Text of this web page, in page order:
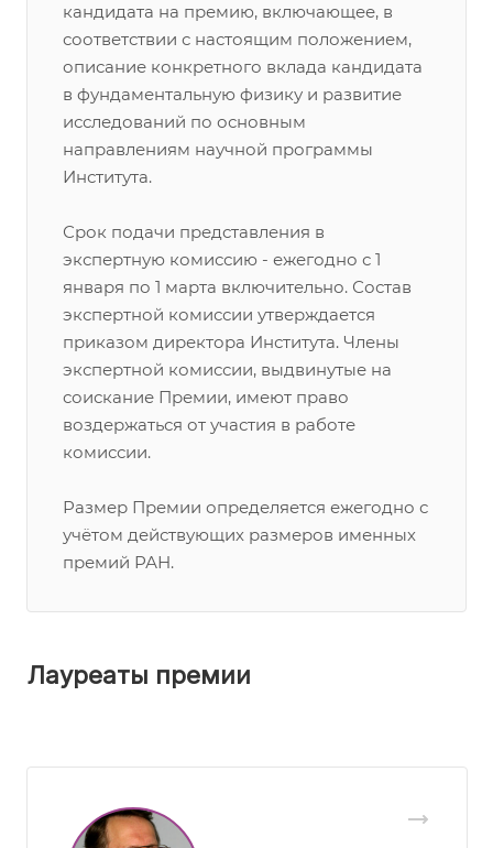
кандидата на премию, включающее, в
соответствии с настоящим положением,
описание конкретного вклада кандидата
в фундаментальную физику и развитие
исследований по основным
направлениям научной программы
Института.
Срок подачи представления в
экспертную комиссию - ежегодно с 1
января по 1 марта включительно. Состав
экспертной комиссии утверждается
приказом директора Института. Члены
экспертной комиссии, выдвинутые на
соискание Премии, имеют право
воздержаться от участия в работе
комиссии.
Размер Премии определяется ежегодно с
учётом действующих размеров именных
премий РАН.
Лауреаты премии